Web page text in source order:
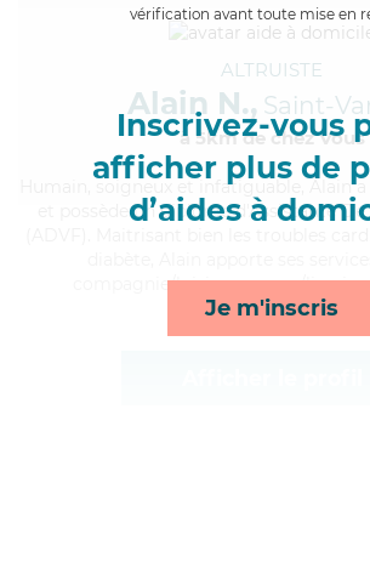
vérification avant toute mise en
Inscrivez-vous
afficher plus de
d’aides à
Je m'inscris
ALTRUISTE
Alain N., Saint-
à 5km de chez Vous
, soigneux et infatiguable, Alain a
et possède un diplôme d'Assistante De
compagnie/loisirs, courses/